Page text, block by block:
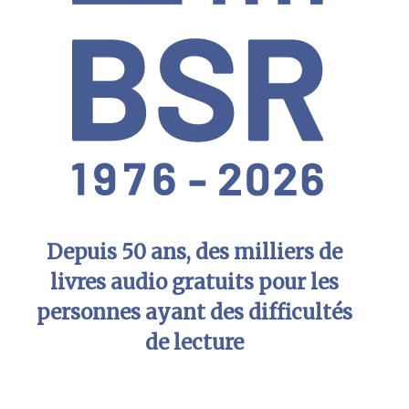
Depuis 50 ans, des milliers de
livres audio gratuits pour les
personnes ayant des difficultés
de lecture